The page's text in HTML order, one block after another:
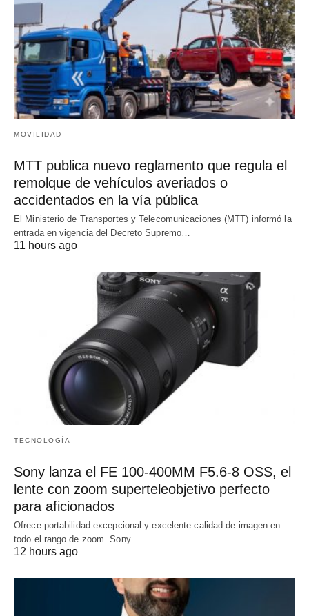
MOVILIDAD
MTT publica nuevo reglamento que regula el
remolque de vehículos averiados o
accidentados en la vía pública
El Ministerio de Transportes y Telecomunicaciones (MTT) informó la
entrada en vigencia del Decreto Supremo…
11 hours ago
TECNOLOGÍA
Sony lanza el FE 100-400MM F5.6-8 OSS, el
lente con zoom superteleobjetivo perfecto
para aficionados
Ofrece portabilidad excepcional y excelente calidad de imagen en
todo el rango de zoom. Sony…
12 hours ago